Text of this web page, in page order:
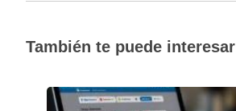
También te puede interesar